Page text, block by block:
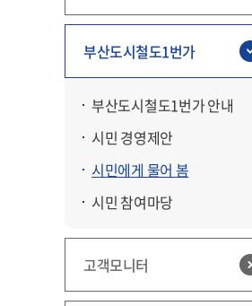
부산도시철도1번가
부산도시철도1번가 안내
시민 경영제안
시민에게 물어 봄
시민 참여마당
고객모니터